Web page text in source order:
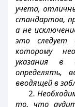
учета,
стандартов,
а не
это следует
которому
указания в
определять,
вводящей в
2.
то, что